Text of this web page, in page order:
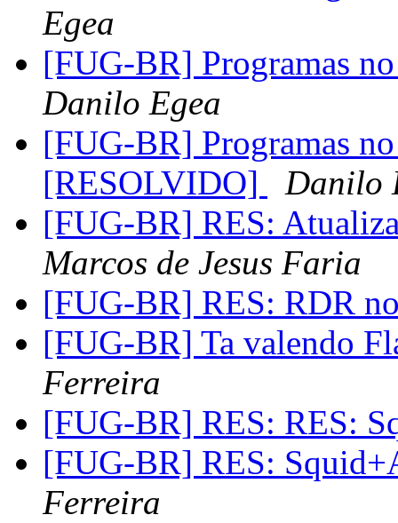
Egea
[FUG-BR] Programas
Danilo Egea
[FUG-BR] Programas
[RESOLVIDO]
Danilo
[FUG-BR] RES:
Marcos de Jesus Faria
[FUG-BR] RES: RDR
[FUG-BR] Ta valendo
Ferreira
[FUG-BR] RES: RES:
[FUG-BR] RES:
Ferreira